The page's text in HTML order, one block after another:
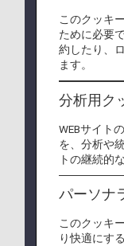
たします。
2026年5月
各種取り扱
マイレージ
確認くださ
2026年5月
は、有効期
予約変更・
しは第一区
サイトにて
2025年2月3
の予約期間
このクッキ
ために必要
約したり、
ます。
分析用ク
WEBサイト
を、分析や
トの継続的
パーソナ
このクッキ
り快適にす